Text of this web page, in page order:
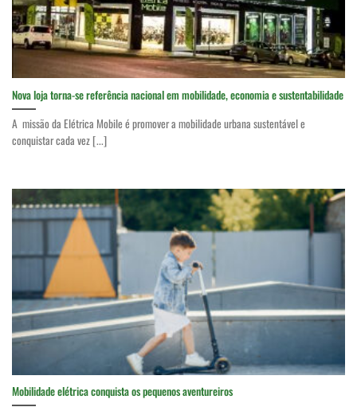
Nova loja torna-se referência nacional em mobilidade, economia e sustentabilidade
A missão da Elétrica Mobile é promover a mobilidade urbana sustentável e
conquistar cada vez [...]
Mobilidade elétrica conquista os pequenos aventureiros